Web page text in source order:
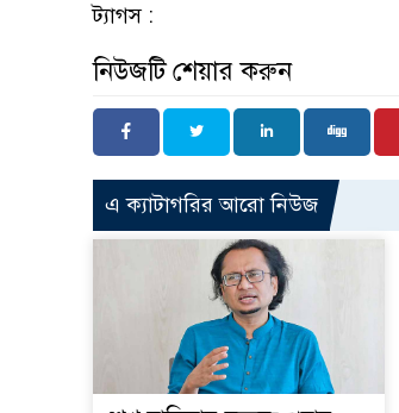
ট্যাগস :
নিউজটি শেয়ার করুন
এ ক্যাটাগরির আরো নিউজ